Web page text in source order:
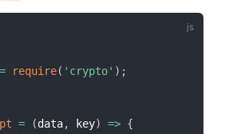
= require( 'crypto' ) ;
= (data, key) => {